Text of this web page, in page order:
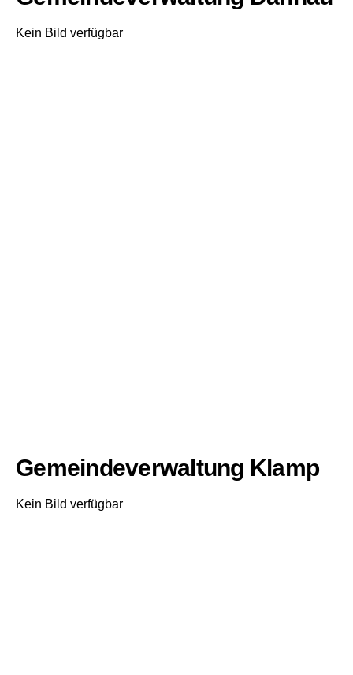
Kein Bild verfügbar
Gemeindeverwaltung Klamp
Kein Bild verfügbar